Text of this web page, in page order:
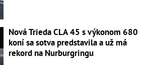
Nová Trieda CLA 45 s výkonom 680
koní sa sotva predstavila a už má
rekord na Nurburgringu